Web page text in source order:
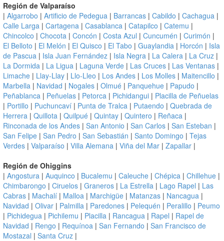
Región de Valparaíso
| Algarrobo | Artificio de Pedegua | Barrancas | Cabildo | Cachagua |
Calle Larga | Cartagena | Casablanca | Catapilco | Catemu |
Chincolco | Chocota | Concón | Costa Azul | Cuncumén | Curimón |
El Belloto | El Melón | El Quisco | El Tabo | Guaylandia | Horcón | Isla
de Pascua | Isla Juan Fernández | Isla Negra | La Calera | La Cruz |
La Dormida | La Ligua | Laguna Verde | Las Cruces | Las Ventanas |
Limache | Llay-Llay | Llo-Lleo | Los Andes | Los Molles | Maitencillo |
Marbella | Navidad | Nogales | Olmué | Panquehue | Papudo |
Peñablanca | Peñuelas | Petorca | Pichidangui | Placilla de Peñuelas
| Portillo | Puchuncaví | Punta de Tralca | Putaendo | Quebrada de
Herrera | Quillota | Quilpué | Quintay | Quintero | Reñaca |
Rinconada de los Andes | San Antonio | San Carlos | San Esteban |
San Felipe | San Pedro | San Sebastián | Santo Domingo | Tejas
Verdes | Valparaíso | Villa Alemana | Viña del Mar | Zapallar |
Región de Ohiggins
| Angostura | Auquinco | Bucalemu | Caleuche | Chépica | Chillehue |
Chimbarongo | Ciruelos | Graneros | La Estrella | Lago Rapel | Las
Cabras | Machalí | Malloa | Marchigüe | Matanzas | Nancagua |
Navidad | Olivar | Palmilla | Paredones | Pelequén | Peralillo | Peumo
| Pichidegua | Pichilemu | Placilla | Rancagua | Rapel | Rapel de
Navidad | Rengo | Requínoa | San Fernando | San Francisco de
Mostazal | Santa Cruz |